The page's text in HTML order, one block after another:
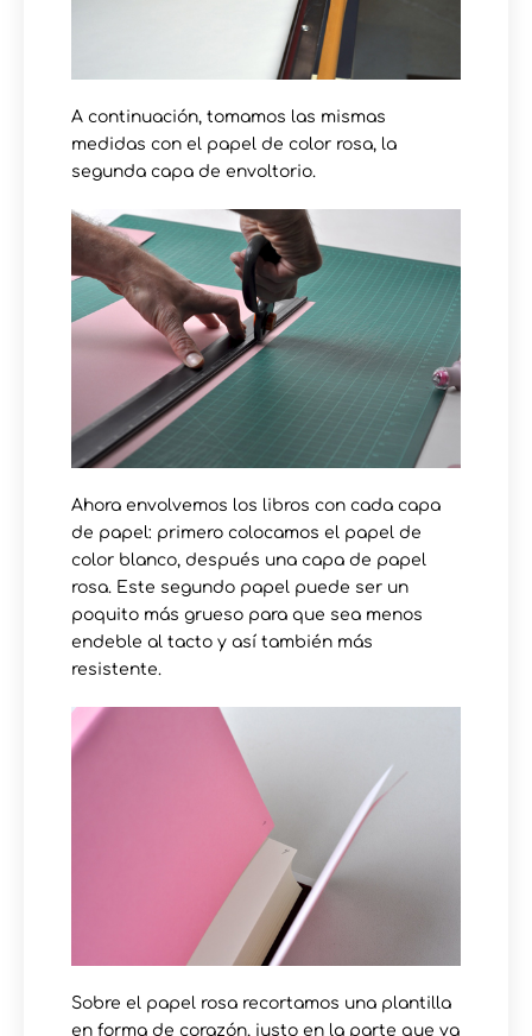
A continuación, tomamos las mismas
medidas con el papel de color rosa, la
segunda capa de envoltorio.
Ahora envolvemos los libros con cada capa
de papel: primero colocamos el papel de
color blanco, después una capa de papel
rosa. Este segundo papel puede ser un
poquito más grueso para que sea menos
endeble al tacto y así también más
resistente.
Sobre el papel rosa recortamos una plantilla
en forma de corazón, justo en la parte que va